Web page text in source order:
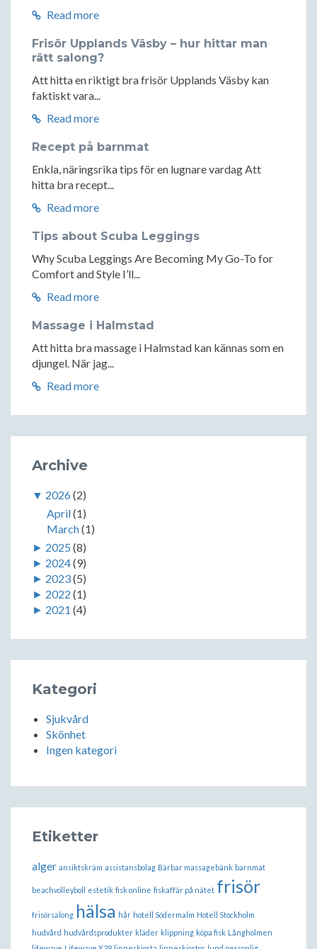
Read more
Frisör Upplands Väsby – hur hittar man
rätt salong?
Att hitta en riktigt bra frisör Upplands Väsby kan
faktiskt vara...
Read more
Recept på barnmat
Enkla, näringsrika tips för en lugnare vardag Att
hitta bra recept...
Read more
Tips about Scuba Leggings
Why Scuba Leggings Are Becoming My Go-To for
Comfort and Style I’ll...
Read more
Massage i Halmstad
Att hitta bra massage i Halmstad kan kännas som en
djungel. När jag...
Read more
Archive
▼ 2026(2)
April(1)
March(1)
► 2025 (8)
► 2024(9)
► 2023(5)
► 2022 (1)
► 2021 (4)
Kategori
Sjukvård
Skönhet
Ingen kategori
Etiketter
alger ansiktskräm assistansbolag Bärbar massagebänk barnmat
beachvolleyboll estetik fisk online fiskaffär på nätet frisör
frisörsalong hälsa hår hotell Södermalm Hotell Stockholm
hudvård hudvårdsprodukter kläder klippning köpa fisk Långholmen